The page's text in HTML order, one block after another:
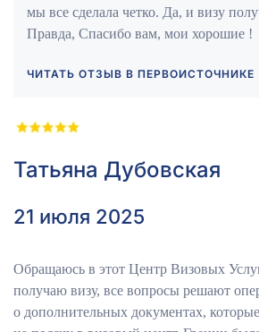
мы все сделала четко. Да, и визу
Правда, Спасибо вам, мои хорошие !
ЧИТАТЬ ОТЗЫВ В ПЕРВОИСТОЧНИКЕ
Татьяна Дубовская
21 июля 2025
Обращаюсь в этот Центр Визовых
получаю визу, все вопросы решают
о дополнительных документах,